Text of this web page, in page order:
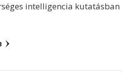
intelligencia kutatásban